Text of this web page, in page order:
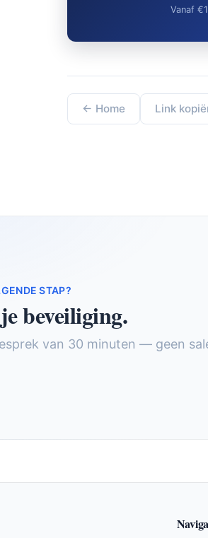
Vanaf
← Home Link
STAP?
beveiliging.
van 30 minuten — geen